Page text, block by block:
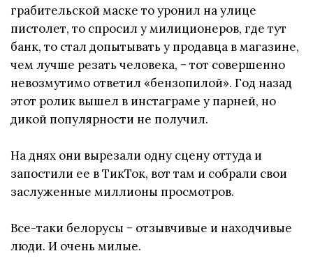
грабительской маске то уронил на улице
пистолет, то спросил у милиционеров, где тут
банк, то стал допытывать у продавца в магазине,
чем лучше резать человека, − тот совершенно
невозмутимо ответил «бензопилой». Год назад
этот ролик вышел в инстаграме у парней, но
дикой популярности не получил.
На днях они вырезали одну сцену оттуда и
запостили ее в ТикТок, вот там и собрали свои
заслуженные миллионы просмотров.
Все-таки белорусы − отзывчивые и находчивые
люди. И очень милые.